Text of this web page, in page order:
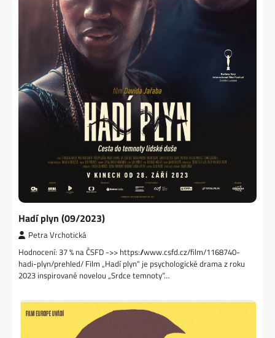
Hadí plyn (09/2023)
Petra Vrchotická
Hodnocení: 37 % na ČSFD ->> https://www.csfd.cz/film/1168740-
hadi-plyn/prehled/ Film „Hadí plyn“ je psychologické drama z roku
2023 inspirované novelou „Srdce temnoty“…